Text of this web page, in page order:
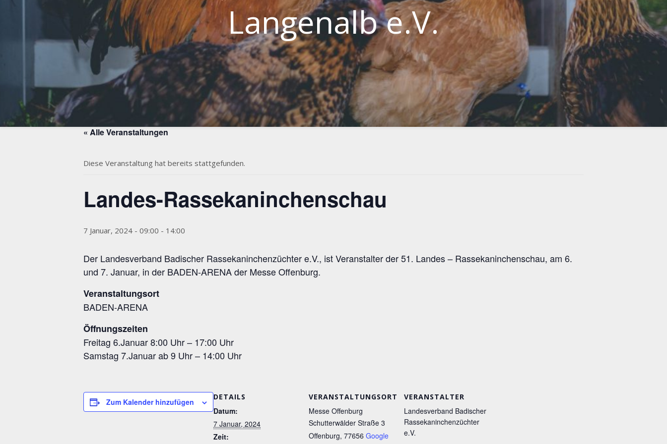
Langenalb e.V.
« Alle Veranstaltungen
Diese Veranstaltung hat bereits stattgefunden.
Landes-Rassekaninchenschau
7 Januar, 2024 - 09:00 - 14:00
Der Landesverband Badischer Rassekaninchenzüchter e.V., ist Veranstalter der 51. Landes – Rassekaninchenschau, am 6.
und 7. Januar, in der BADEN-ARENA der Messe Offenburg.
Veranstaltungsort
BADEN-ARENA
Öffnungszeiten
Freitag 6.Januar 8:00 Uhr – 17:00 Uhr
Samstag 7.Januar ab 9 Uhr – 14:00 Uhr
Zum Kalender hinzufügen
DETAILS
Datum:
7 Januar, 2024
Zeit:
VERANSTALTUNGSORT
Messe Offenburg
Schutterwälder Straße 3
Offenburg, 77656 Google
VERANSTALTER
Landesverband Badischer
Rassekaninchenzüchter
e.V.